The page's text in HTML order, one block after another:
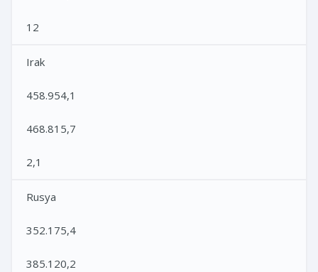
12
Irak
458.954,1
468.815,7
2,1
Rusya
352.175,4
385.120,2